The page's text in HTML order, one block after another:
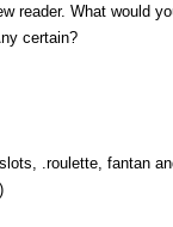
reader. What would
certain?
.roulette, fantan